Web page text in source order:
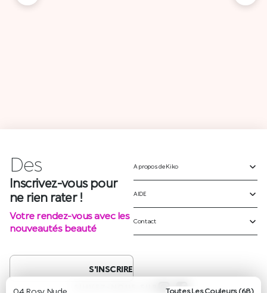
Toutes Les Couleurs (68)
04 Rosy Nude
Des
Inscrivez-vous pour
ne rien rater !
Votre rendez-vous avec les
nouveautés beauté
S'INSCRIRE
A propos de Kiko
AIDE
Contact